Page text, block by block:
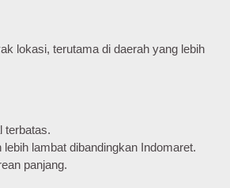
lokasi, terutama di daerah yang lebih
terbatas.
lambat dibandingkan Indomaret.
panjang.